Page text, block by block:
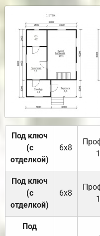
Под ключ
(с
отделкой)
6х8
Под ключ
(с
отделкой)
6х8
Под